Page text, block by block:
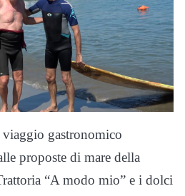
gastronomico
proposte di mare della
“A modo mio” e i dolci